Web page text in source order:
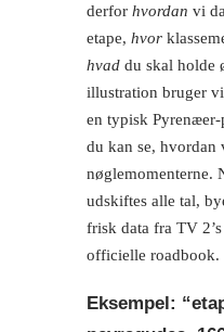
derfor hvordan vi
etape, hvor
hvad du skal holde
illustration bruger
en typisk
du kan se,
nøglemomenterne.
udskiftes alle tal,
frisk data fra TV
officielle roadbook.
Eksempel: